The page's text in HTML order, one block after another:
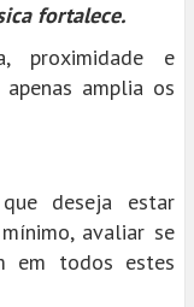
fortalece.
proximidade e
amplia os
deseja estar
avaliar se
em todos estes